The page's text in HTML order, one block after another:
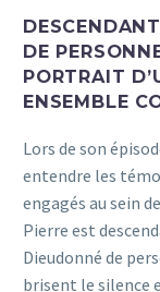
DE
PORTRAIT
ENSEMBLE
Lors de son
entendre les
engagés au sein
Pierre est
Dieudonné de
brisent le silence